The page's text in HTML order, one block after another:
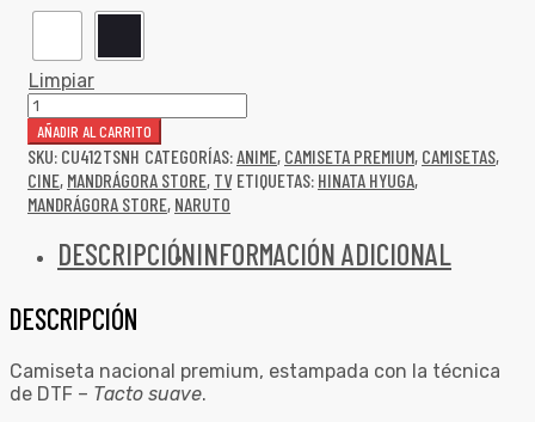
Limpiar
AÑADIR AL CARRITO
SKU: CU412TSNH CATEGORÍAS: ANIME, CAMISETA PREMIUM, CAMISETAS,
CINE, MANDRÁGORA STORE, TV ETIQUETAS: HINATA HYUGA,
MANDRÁGORA STORE, NARUTO
DESCRIPCIÓNINFORMACIÓN ADICIONAL
DESCRIPCIÓN
Camiseta nacional premium, estampada con la técnica
de DTF – Tacto suave.